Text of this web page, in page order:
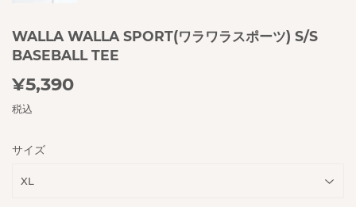
WALLA WALLA SPORT(ワラワラスポーツ) S/S
BASEBALL TEE
¥5,390
税込
サイズ